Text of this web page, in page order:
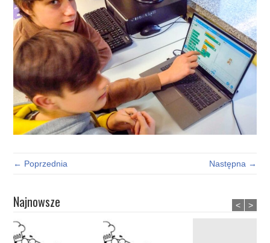
← Poprzednia Następna →
Najnowsze < >